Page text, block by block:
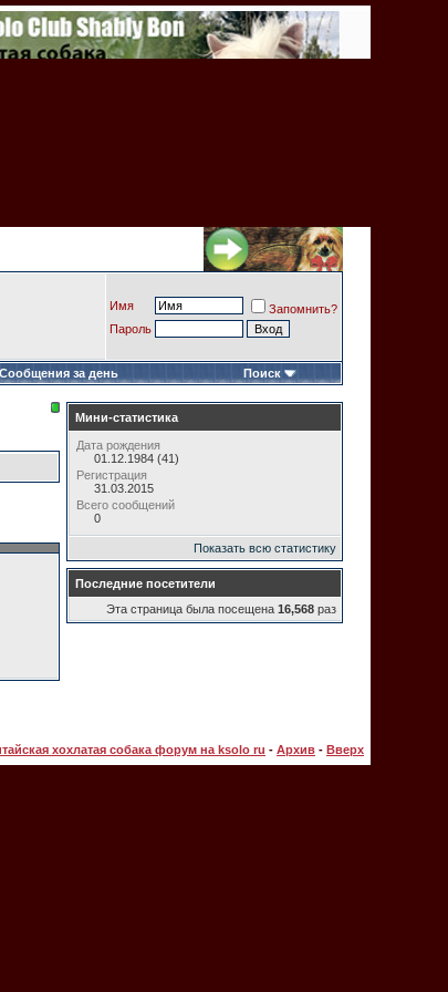
Имя
Запомнить?
Пароль
Сообщения за день Поиск
Мини-статистика
Дата рождения
01.12.1984 (41)
Регистрация
31.03.2015
Всего сообщений
0
Показать всю статистику
Последние посетители
Эта страница была посещена 16,568 раз
хохлатая собака форум на ksolo ru - Архив - Вверх